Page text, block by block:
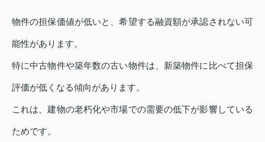
物件の担保価値が低いと、希望する融資額が承認されない可
能性があります。
特に中古物件や築年数の古い物件は、新築物件に比べて担保
評価が低くなる傾向があります。
これは、建物の老朽化や市場での需要の低下が影響している
ためです。